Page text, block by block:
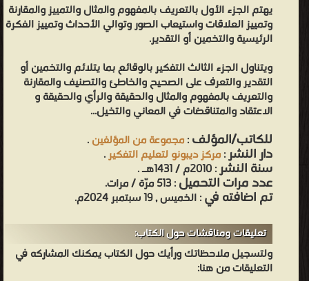
يهتم الجزء الأول بالتعريف بالمفهوم والمثال والتمييز والمقارنة
وتمييز العلاقات واستيعاب الصور وتوالي الأحداث وتمييز الفكرة
الرئيسية والتخمين أو التقدير.
ويتناول الجزء الثالث التفكير بالوقائع بما يتلائم والتخمين أو
التقدير والتعرف على الصحيح والخاطئ والتصنيف والمقارنة
والتعريف بالمفهوم والمثال والحقيقة والرأي والحقيقة و
الاعتقاد والمتناقضات في المعاني والتخيل...
للكاتب/المؤلف:مجموعة من المؤلفين.
دار النشر:مركز ديبونو لتعليم التفكير.
سنة النشر: 2010م / 1431هـ .
عدد مرات التحميل: 513 مرّة / مرات.
تم اضافته في: الخميس , 19 سبتمبر 2024م.
تعليقات ومناقشات حول الكتاب:
ولتسجيل ملاحظاتك ورأيك حول الكتاب يمكنك المشاركه في
التعليقات من هنا: